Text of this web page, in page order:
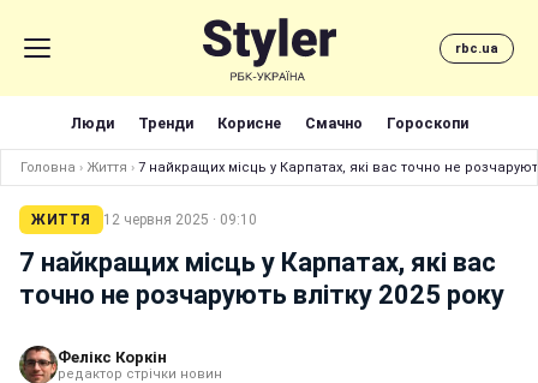
rbc.ua
Люди Тренди Корисне Смачно Гороскопи
Головна › Життя › 7 найкращих місць у Карпатах, які вас точно не
ЖИТТЯ 12 червня 2025 · 09:10
7 найкращих місць у Карпатах, які вас
точно не розчарують влітку 2025 року
Фелікс Коркін
редактор стрічки новин